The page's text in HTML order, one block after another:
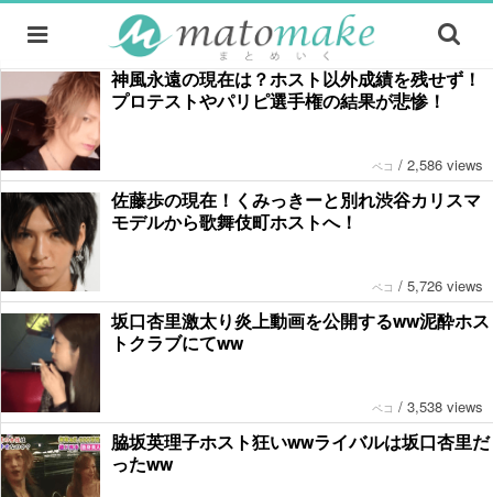
神風永遠の現在は？ホスト以外成績を残せず！
プロテストやパリピ選手権の結果が悲惨！
ペコ / 2,586 views
佐藤歩の現在！くみっきーと別れ渋谷カリスマ
モデルから歌舞伎町ホストへ！
ペコ / 5,726 views
坂口杏里激太り炎上動画を公開するww泥酔ホス
トクラブにてww
ペコ / 3,538 views
脇坂英理子ホスト狂いwwライバルは坂口杏里だ
ったww